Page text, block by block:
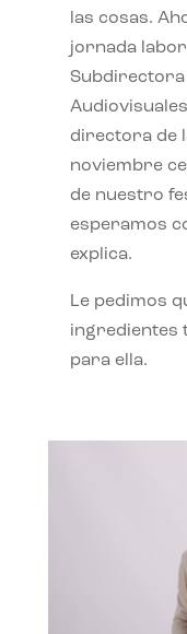
las cosas.
jornada
Subdirectora
directora de
noviembre
de nuestro
esperamos
explica.
Le pedimos
ingredientes
para ella.